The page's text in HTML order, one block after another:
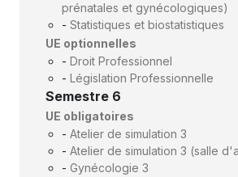
prénatales et gynécologiques)
- Statistiques et biostatistiques
UE optionnelles
- Droit Professionnel
- Législation Professionnelle
Semestre 6
UE obligatoires
- Atelier de simulation 3
- Atelier de simulation 3 (salle
- Gynécologie 3